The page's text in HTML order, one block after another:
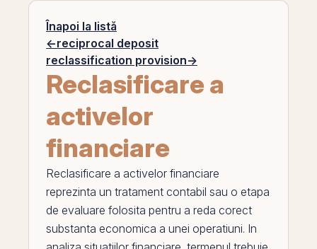
Înapoi la listă
←reciprocal deposit
reclassification provision→
Reclasificare a
activelor
financiare
Reclasificare a activelor financiare
reprezinta un tratament contabil sau o etapa
de evaluare folosita pentru a reda corect
substanta economica a unei operatiuni. In